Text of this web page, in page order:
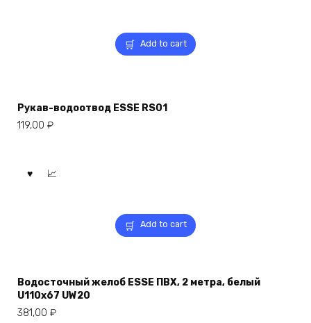
Add to cart
Рукав-водоотвод ESSE RS01
119,00 ₽
Add to cart
Водосточный желоб ESSE ПВХ, 2 метра, белый
U110x67 UW20
381,00 ₽